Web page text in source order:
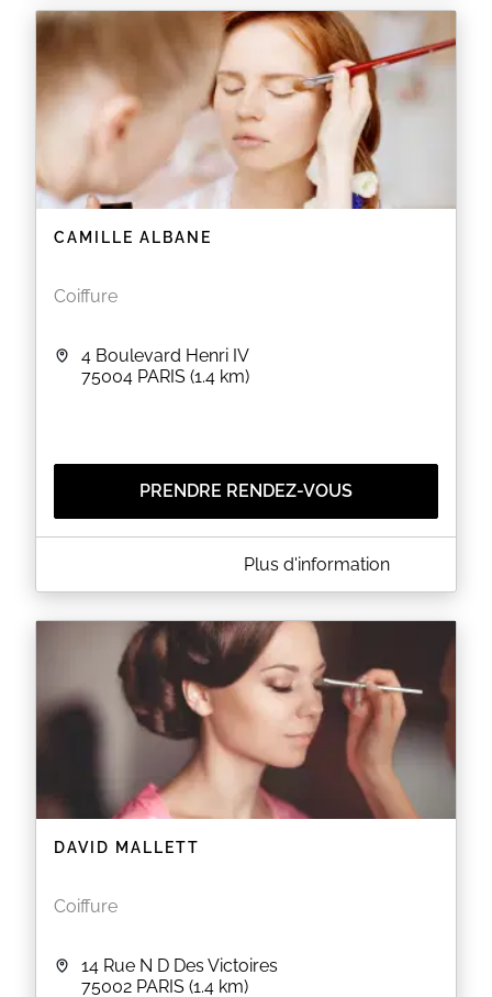
mail ou téléphone/sms
EN SAVOIR PLUS
CAMILLE ALBANE
Coiffure
4 Boulevard Henri IV
75004 PARIS (1.4 km)
PRENDRE RENDEZ-VOUS
A PROPOS DE CAMILLE ALBANE
Camille Albane est un salon de coiffure situé au 4
propose des coupes pour homme et femme ainsi
que des colorations, des balayages et des soins
capillaires.
EN SAVOIR PLUS
Plus d'information
DAVID MALLETT
Coiffure
14 Rue N D Des Victoires
75002 PARIS (1.4 km)